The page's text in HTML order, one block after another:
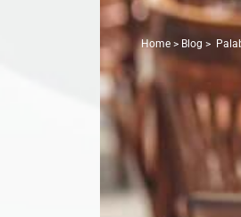
Home > Blog >